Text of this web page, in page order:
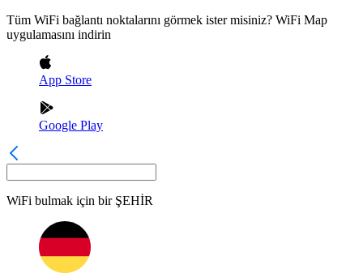
Tüm WiFi bağlantı noktalarını görmek ister misiniz? WiFi Map
uygulamasını indirin
App Store
Google Play
WiFi bulmak için bir ŞEHİR